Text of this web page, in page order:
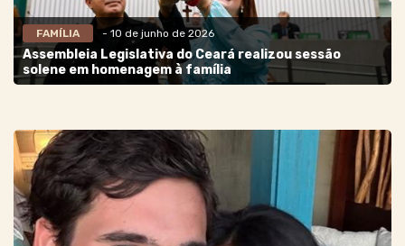
FAMÍLIA - 10 de junho de 2026
Assembleia Legislativa do Ceará realizou sessão
solene em homenagem à família